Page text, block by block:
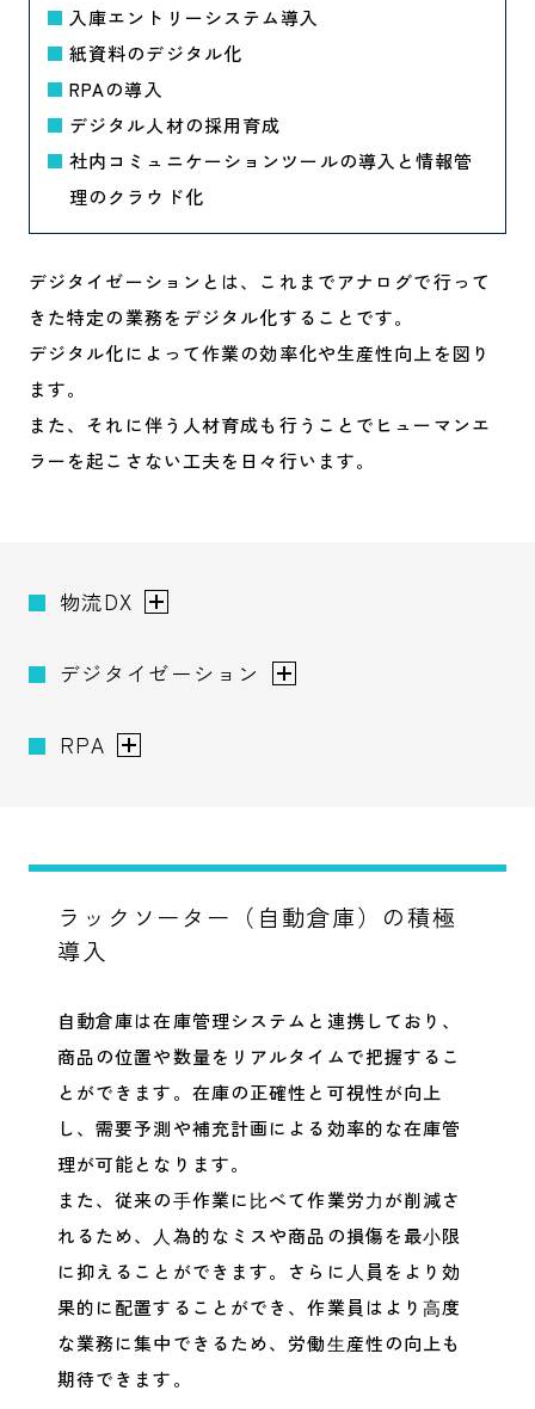
入庫エントリーシステム導入
紙資料のデジタル化
RPAの導入
デジタル人材の採用育成
社内コミュニケーションツールの導入と情報管
理のクラウド化
デジタイゼーションとは、これまでアナログで行って
きた特定の業務をデジタル化することです。
デジタル化によって作業の効率化や生産性向上を図り
ます。
また、それに伴う人材育成も行うことでヒューマンエ
ラーを起こさない工夫を日々行います。
物流DX
デジタイゼーション
RPA
ラックソーター（自動倉庫）の積極
導入
自動倉庫は在庫管理システムと連携しており、
商品の位置や数量をリアルタイムで把握するこ
とができます。在庫の正確性と可視性が向上
し、需要予測や補充計画による効率的な在庫管
理が可能となります。
また、従来の⼿作業に⽐べて作業労⼒が削減さ
れるため、⼈為的なミスや商品の損傷を最⼩限
に抑えることができます。さらに⼈員をより効
果的に配置することができ、作業員はより⾼度
な業務に集中できるため、労働⽣産性の向上も
期待できます。